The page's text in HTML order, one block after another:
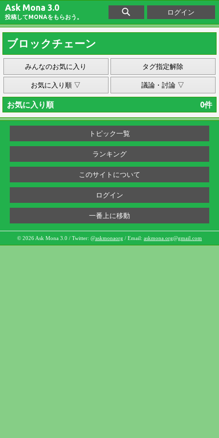
Ask Mona 3.0
投稿してMONAをもらおう。
ログイン
ブロックチェーン
みんなのお気に入り タグ指定解除
お気に入り順 ▽ 議論・討論 ▽
お気に入り順 0件
トピック一覧
ランキング
このサイトについて
ログイン
一番上に移動
© 2026 Ask Mona 3.0 / Twitter: @askmonaorg / Email: askmona.org@gmail.com